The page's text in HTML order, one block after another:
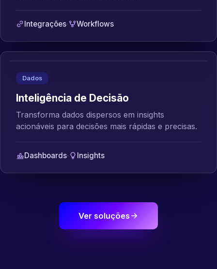
Integrações· Workflows
Dados
Inteligência de Decisão
Transforma dados dispersos em insights
acionáveis para decisões mais rápidas e precisas.
Dashboards· Insights
Ver soluções